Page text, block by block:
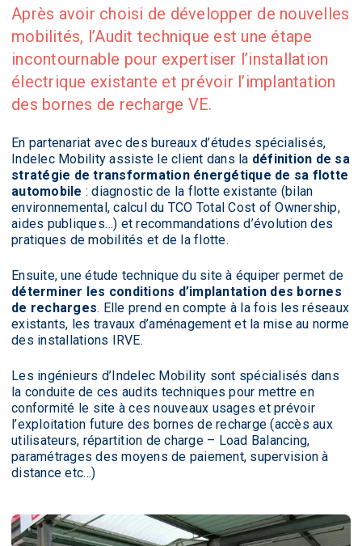
Après avoir choisi de développer de nouvelles
mobilités, l’Audit technique est une étape
incontournable pour expertiser l’installation
électrique existante et prévoir l’implantation
des bornes de recharge VE.
En partenariat avec des bureaux d’études spécialisés,
Indelec Mobility assiste le client dans la définition de sa
stratégie de transformation énergétique de sa flotte
automobile : diagnostic de la flotte existante (bilan
environnemental, calcul du TCO Total Cost of Ownership,
aides publiques…) et recommandations d’évolution des
pratiques de mobilités et de la flotte.
Ensuite, une étude technique du site à équiper permet de
déterminer les conditions d’implantation des bornes
de recharges. Elle prend en compte à la fois les réseaux
existants, les travaux d’aménagement et la mise au norme
des installations IRVE.
Les ingénieurs d’Indelec Mobility sont spécialisés dans
la conduite de ces audits techniques pour mettre en
conformité le site à ces nouveaux usages et prévoir
l’exploitation future des bornes de recharge (accès aux
utilisateurs, répartition de charge – Load Balancing,
paramétrages des moyens de paiement, supervision à
distance etc…)